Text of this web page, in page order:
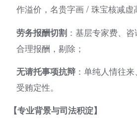
作溢价，名贵字画 / 珠宝核减虚
劳务报酬切割：基层专家费、咨
合理报酬，剔除；
无请托事项抗辩：单纯人情往
受贿定性。
【专业背景与司法积淀】